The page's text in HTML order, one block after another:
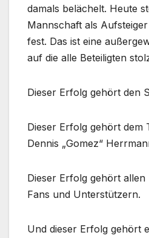
damals belächelt. Heute
Mannschaft als
fest. Das ist eine
auf die alle Beteiligten
Dieser Erfolg gehört den
Dieser Erfolg gehört dem
Dennis „Gomez“
Dieser Erfolg gehört
Fans und Unterstützern.
Und dieser Erfolg gehört